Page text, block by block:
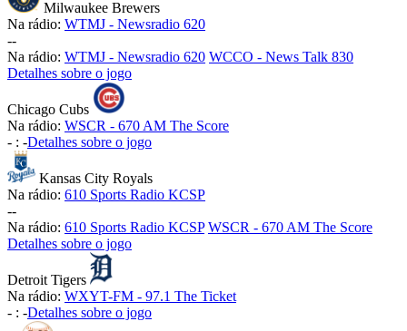
Milwaukee Brewers
Na rádio: WTMJ - Newsradio 620
--
Na rádio: WTMJ - Newsradio 620 WCCO - News Talk 830
Detalhes sobre o jogo
Chicago Cubs
Na rádio: WSCR - 670 AM The Score
- : -Detalhes sobre o jogo
Kansas City Royals
Na rádio: 610 Sports Radio KCSP
--
Na rádio: 610 Sports Radio KCSP WSCR - 670 AM The Score
Detalhes sobre o jogo
Detroit Tigers
Na rádio: WXYT-FM - 97.1 The Ticket
- : -Detalhes sobre o jogo